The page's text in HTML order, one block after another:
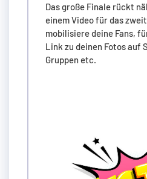
Das große Finale rückt
einem Video für das
mobilisiere deine Fans,
Link zu deinen Fotos auf
Gruppen etc.